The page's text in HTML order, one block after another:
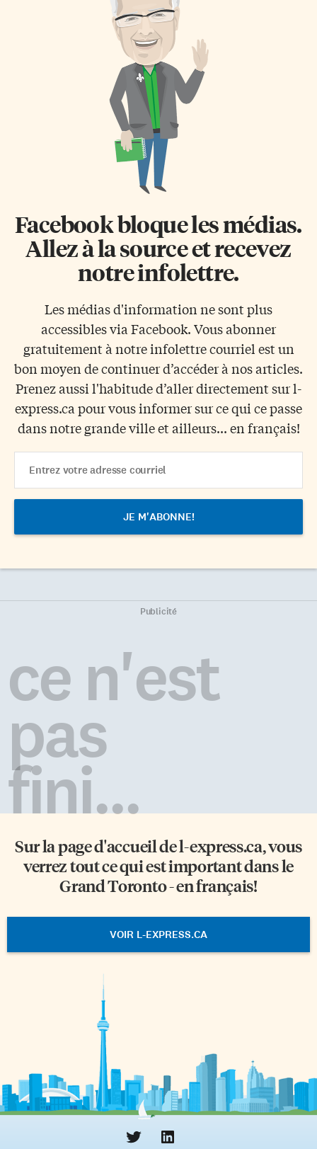
Facebook bloque les médias.
Allez à la source et recevez
notre infolettre.
Les médias d'information ne sont plus
accessibles via Facebook. Vous abonner
gratuitement à notre infolettre courriel est un
bon moyen de continuer d’accéder à nos articles.
Prenez aussi l'habitude d’aller directement sur l-
express.ca pour vous informer sur ce qui ce passe
dans notre grande ville et ailleurs... en français!
Address
Publicité
ce n'est
pas
fini...
Sur la page d'accueil del-express.ca, vous
verrez tout ce qui est important dans le
Grand Toronto - en français!
VOIR L-EXPRESS.CA